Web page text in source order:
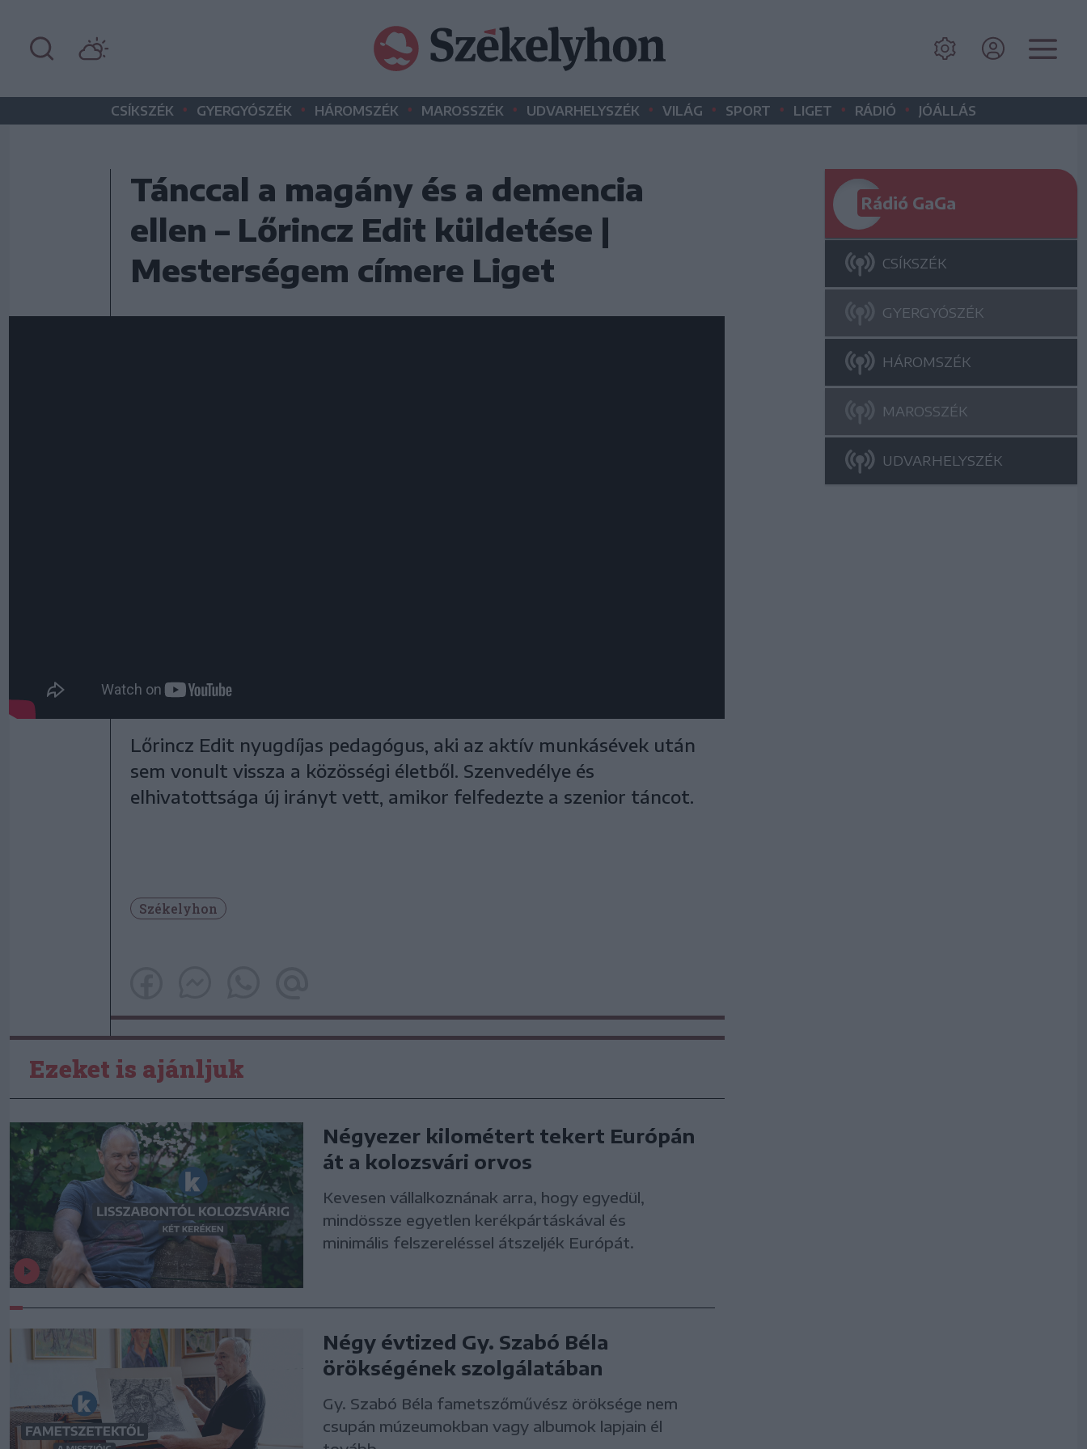
CSÍKSZÉK • GYERGYÓSZÉK • HÁROMSZÉK • MAROSSZÉK • UDVARHELYSZÉK • VILÁG • SPORT • LIGET • RÁDIÓ • JÓÁLLÁS
Tánccal a magány és a demencia
ellen – Lőrincz Edit küldetése |
Mesterségem címere Liget
Lőrincz Edit nyugdíjas pedagógus, aki az aktív munkásévek után
sem vonult vissza a közösségi életből. Szenvedélye és
elhivatottsága új irányt vett, amikor felfedezte a szenior táncot.
Székelyhon
Rádió GaGa
CSÍKSZÉK
GYERGYÓSZÉK
HÁROMSZÉK
MAROSSZÉK
UDVARHELYSZÉK
Ezeket is ajánljuk
Négyezer kilométert tekert Európán
át a kolozsvári orvos
Kevesen vállalkoznának arra, hogy egyedül,
mindössze egyetlen kerékpártáskával és
minimális felszereléssel átszeljék Európát.
Négy évtized Gy. Szabó Béla
örökségének szolgálatában
Gy. Szabó Béla fametszőművész öröksége nem
csupán múzeumokban vagy albumok lapjain él